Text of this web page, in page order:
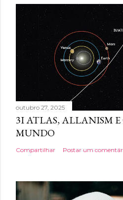
outubro 27, 2025
3I ATLAS, ALLANISM E
MUNDO
Compartilhar Postar um